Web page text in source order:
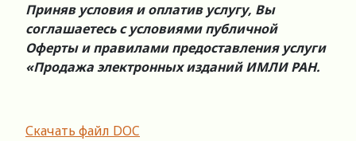
Приняв условия и оплатив услугу, Вы
соглашаетесь с условиями публичной
Оферты и правилами предоставления услуги
«Продажа электронных изданий ИМЛИ РАН.
Скачать файл DOC